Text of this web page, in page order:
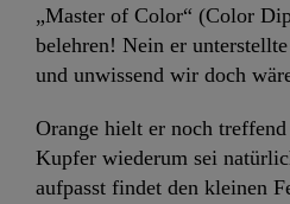
„Master of Color“ (Color
belehren! Nein er
und unwissend wir doch
Orange hielt er noch
Kupfer wiederum sei
aufpasst findet den kleinen